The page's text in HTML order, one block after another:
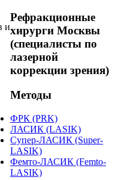
Рефракционные
хирурги Москвы
(специалисты по
лазерной
коррекции зрения)
Методы
ФРК (PRK)
ЛАСИК (LASIK)
Супер-ЛАСИК (Super-
LASIK)
Фемто-ЛАСИК (Femto-
LASIK)